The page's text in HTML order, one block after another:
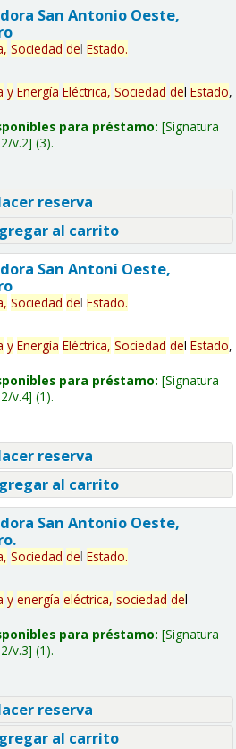
San Antonio Oeste,
Sociedad del Estado.
y Energía Eléctrica, Sociedad del Estado,
para préstamo: Signatura
v.2 (3).
reserva
al carrito
San Antoni Oeste,
Sociedad del Estado.
y Energía Eléctrica, Sociedad del Estado,
para préstamo: Signatura
v.4 (1).
reserva
al carrito
San Antonio Oeste,
Sociedad del Estado.
y energía eléctrica, sociedad del
para préstamo: Signatura
v.3 (1).
reserva
al carrito